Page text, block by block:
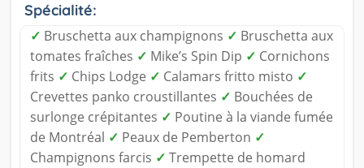
Spécialité:
✓ Bruschetta aux champignons ✓ Bruschetta aux
tomates fraîches ✓ Mike’s Spin Dip ✓ Cornichons
frits ✓ Chips Lodge ✓ Calamars fritto misto ✓
Crevettes panko croustillantes ✓ Bouchées de
surlonge crépitantes ✓ Poutine à la viande fumée
de Montréal ✓ Peaux de Pemberton ✓
Champignons farcis ✓ Trempette de homard